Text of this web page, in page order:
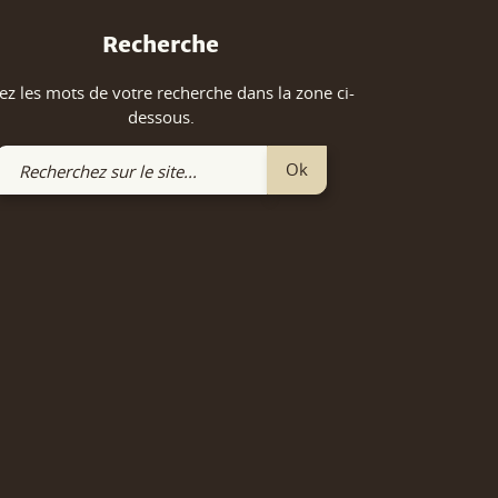
Recherche
les mots de votre recherche dans la zone ci-
dessous.
Ok